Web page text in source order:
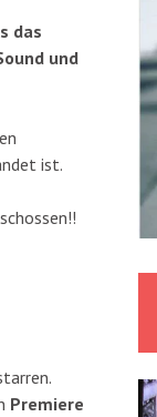
das
und
ist.
Premiere